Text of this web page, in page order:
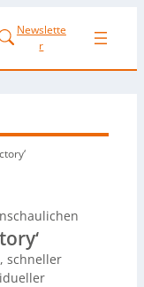
Newslette
r
schneller